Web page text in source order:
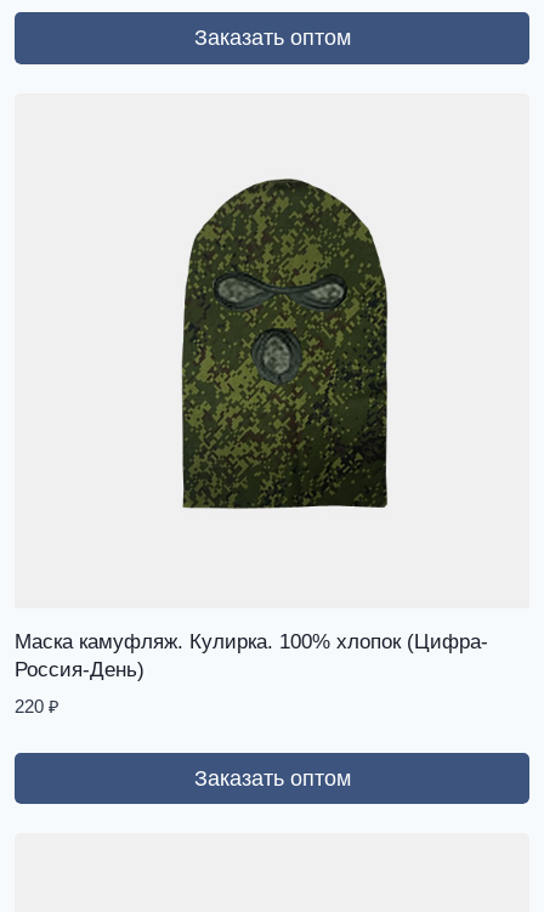
Заказать оптом
Маска камуфляж. Кулирка. 100% хлопок (Цифра-
Россия-День)
220 ₽
Заказать оптом